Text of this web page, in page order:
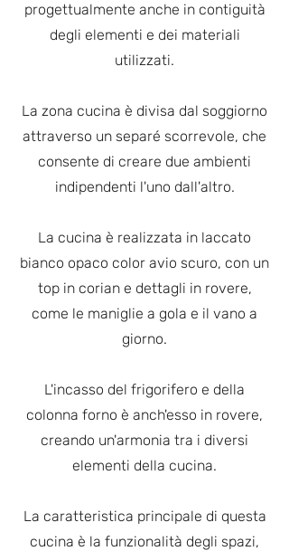
progettualmente anche in contiguità
degli elementi e dei materiali
utilizzati.
La zona cucina è divisa dal soggiorno
attraverso un separé scorrevole, che
consente di creare due ambienti
indipendenti l'uno dall'altro.
La cucina è realizzata in laccato
bianco opaco color avio scuro, con un
top in corian e dettagli in rovere,
come le maniglie a gola e il vano a
giorno.
L'incasso del frigorifero e della
colonna forno è anch'esso in rovere,
creando un'armonia tra i diversi
elementi della cucina.
La caratteristica principale di questa
cucina è la funzionalità degli spazi,